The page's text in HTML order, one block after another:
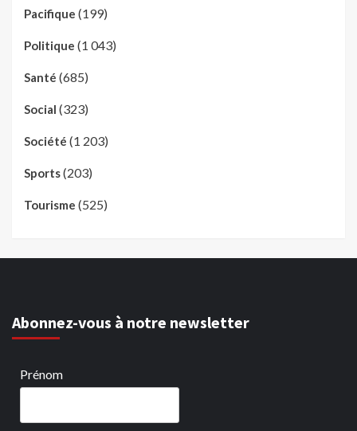
Pacifique (199)
Politique (1 043)
Santé (685)
Social (323)
Société (1 203)
Sports(203)
Tourisme (525)
Abonnez-vous à notre newsletter
Prénom